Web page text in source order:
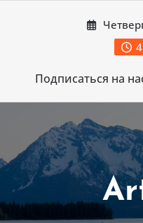
Подписаться на